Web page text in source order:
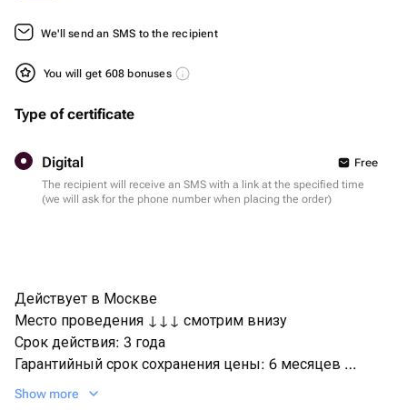
We'll send an SMS to the recipient
You will get 608 bonuses
Type of certificate
Digital
Free
The recipient will receive an SMS with a link at the specified time
(we will ask for the phone number when placing the order)
Действует в Москве
Место проведения ↓↓↓ смотрим внизу
Срок действия: 3 года
Гарантийный срок сохранения цены: 6 месяцев
Бренд: bonodono | Россия | подарки и впечатления
Show more